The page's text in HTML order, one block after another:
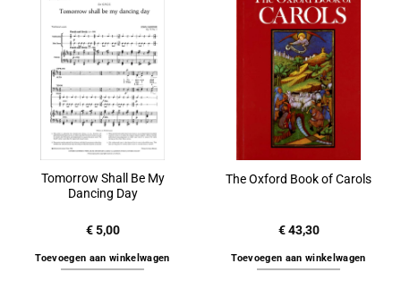
Tomorrow Shall Be My
Dancing Day
€5,00
Toevoegen aan winkelwagen
The Oxford Book of Carols
€43,30
Toevoegen aan winkelwagen